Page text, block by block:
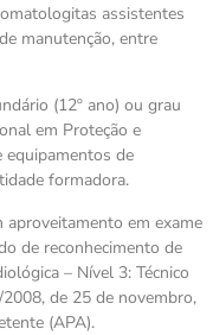
assistentes
manutenção, entre
(12º ano) ou grau
em Proteção e
equipamentos de
formadora.
em exame
de reconhecimento de
– Nível 3: Técnico
de 25 de novembro,
(APA).